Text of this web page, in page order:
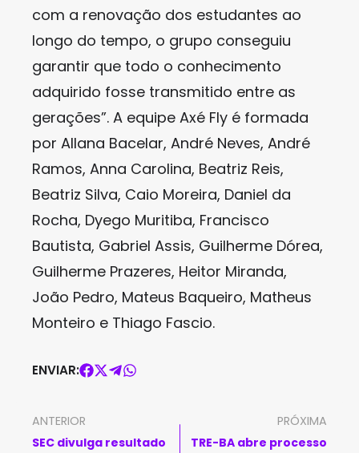
com a renovação dos estudantes ao
longo do tempo, o grupo conseguiu
garantir que todo o conhecimento
adquirido fosse transmitido entre as
gerações”. A equipe Axé Fly é formada
por Allana Bacelar, André Neves, André
Ramos, Anna Carolina, Beatriz Reis,
Beatriz Silva, Caio Moreira, Daniel da
Rocha, Dyego Muritiba, Francisco
Bautista, Gabriel Assis, Guilherme Dórea,
Guilherme Prazeres, Heitor Miranda,
João Pedro, Mateus Baqueiro, Matheus
Monteiro e Thiago Fascio.
ENVIAR:
ANTERIOR
SEC divulga resultado
PRÓXIMA
TRE-BA abre processo